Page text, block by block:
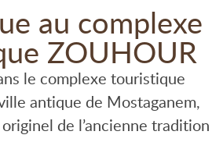
au complexe
ZOUHOUR
le complexe touristique
antique de Mostaganem,
de l’ancienne tradition